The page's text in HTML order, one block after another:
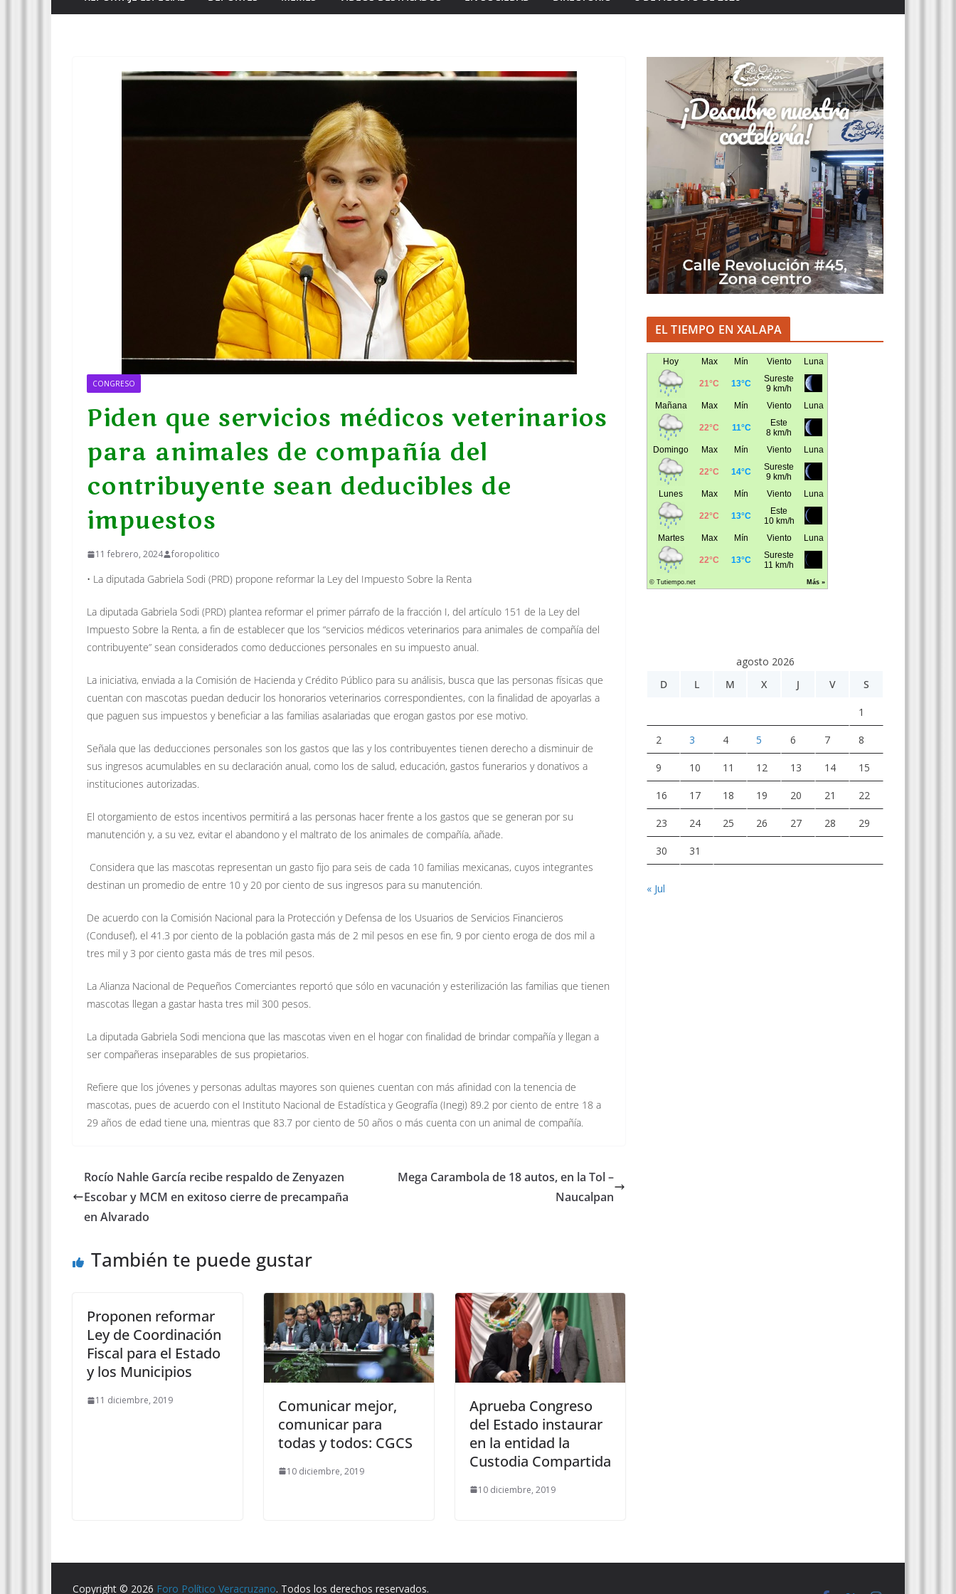
CONGRESO
Piden que servicios médicos veterinarios
para animales de compañía del
contribuyente sean deducibles de
impuestos
11 febrero, 2024 foropolitico
• La diputada Gabriela Sodi (PRD) propone reformar la Ley del Impuesto Sobre la Renta
La diputada Gabriela Sodi (PRD) plantea reformar el primer párrafo de la fracción I, del artículo 151 de la Ley del
Impuesto Sobre la Renta, a fin de establecer que los “servicios médicos veterinarios para animales de compañía del
contribuyente” sean considerados como deducciones personales en su impuesto anual.
La iniciativa, enviada a la Comisión de Hacienda y Crédito Público para su análisis, busca que las personas físicas que
cuentan con mascotas puedan deducir los honorarios veterinarios correspondientes, con la finalidad de apoyarlas a
que paguen sus impuestos y beneficiar a las familias asalariadas que erogan gastos por ese motivo.
Señala que las deducciones personales son los gastos que las y los contribuyentes tienen derecho a disminuir de
sus ingresos acumulables en su declaración anual, como los de salud, educación, gastos funerarios y donativos a
instituciones autorizadas.
El otorgamiento de estos incentivos permitirá a las personas hacer frente a los gastos que se generan por su
manutención y, a su vez, evitar el abandono y el maltrato de los animales de compañía, añade.
Considera que las mascotas representan un gasto fijo para seis de cada 10 familias mexicanas, cuyos integrantes
destinan un promedio de entre 10 y 20 por ciento de sus ingresos para su manutención.
De acuerdo con la Comisión Nacional para la Protección y Defensa de los Usuarios de Servicios Financieros
(Condusef), el 41.3 por ciento de la población gasta más de 2 mil pesos en ese fin, 9 por ciento eroga de dos mil a
tres mil y 3 por ciento gasta más de tres mil pesos.
La Alianza Nacional de Pequeños Comerciantes reportó que sólo en vacunación y esterilización las familias que tienen
mascotas llegan a gastar hasta tres mil 300 pesos.
La diputada Gabriela Sodi menciona que las mascotas viven en el hogar con finalidad de brindar compañía y llegan a
ser compañeras inseparables de sus propietarios.
Refiere que los jóvenes y personas adultas mayores son quienes cuentan con más afinidad con la tenencia de
mascotas, pues de acuerdo con el Instituto Nacional de Estadística y Geografía (Inegi) 89.2 por ciento de entre 18 a
29 años de edad tiene una, mientras que 83.7 por ciento de 50 años o más cuenta con un animal de compañía.
Rocío Nahle García recibe respaldo de Zenyazen
Escobar y MCM en exitoso cierre de precampaña
en Alvarado
Mega Carambola de 18 autos, en la Tol –
Naucalpan
También te puede gustar
Proponen reformar
Ley de Coordinación
Fiscal para el Estado
y los Municipios
11 diciembre, 2019
Comunicar mejor,
comunicar para
todas y todos: CGCS
10 diciembre, 2019
Aprueba Congreso
del Estado instaurar
en la entidad la
Custodia Compartida
10 diciembre, 2019
EL TIEMPO EN XALAPA
agosto 2026
D
L M X J V S
1
2 3 4 5 6 7 8
9 10 11 12 13 14 15
16 17 18 19 20 21 22
23 24 25 26 27 28 29
30 31
« Jul
Copyright © 2026 Foro Político Veracruzano. Todos los derechos reservados.